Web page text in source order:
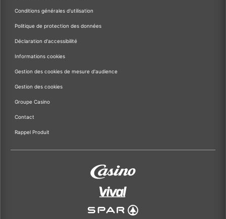
Conditions générales d'utilisation
Politique de protection des données
Déclaration d'accessibilité
Informations cookies
Gestion des cookies de mesure d'audience
Gestion des cookies
Groupe Casino
Contact
Rappel Produit